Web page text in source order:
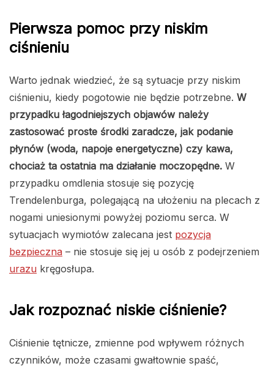
Pierwsza pomoc przy niskim
ciśnieniu
Warto jednak wiedzieć, że są sytuacje przy niskim
ciśnieniu, kiedy pogotowie nie będzie potrzebne. W
przypadku łagodniejszych objawów należy
zastosować proste środki zaradcze, jak podanie
płynów (woda, napoje energetyczne) czy kawa,
chociaż ta ostatnia ma działanie moczopędne. W
przypadku omdlenia stosuje się pozycję
Trendelenburga, polegającą na ułożeniu na plecach z
nogami uniesionymi powyżej poziomu serca. W
sytuacjach wymiotów zalecana jest pozycja
bezpieczna – nie stosuje się jej u osób z podejrzeniem
urazu kręgosłupa.
Jak rozpoznać niskie ciśnienie?
Ciśnienie tętnicze, zmienne pod wpływem różnych
czynników, może czasami gwałtownie spaść,